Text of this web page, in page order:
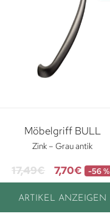
Möbelgriff BULL
Zink – Grau antik
17,49€ 7,70€ -56 %
ARTIKEL ANZEIGEN